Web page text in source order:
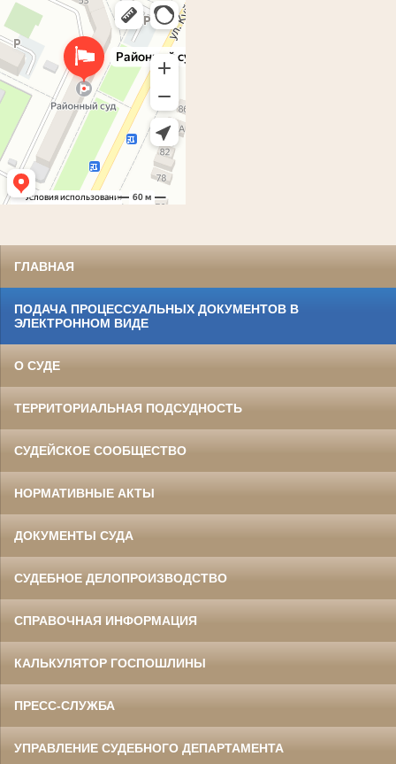
ГЛАВНАЯ
ПОДАЧА ПРОЦЕССУАЛЬНЫХ ДОКУМЕНТОВ В
ЭЛЕКТРОННОМ ВИДЕ
О СУДЕ
ТЕРРИТОРИАЛЬНАЯ ПОДСУДНОСТЬ
СУДЕЙСКОЕ СООБЩЕСТВО
НОРМАТИВНЫЕ АКТЫ
ДОКУМЕНТЫ СУДА
СУДЕБНОЕ ДЕЛОПРОИЗВОДСТВО
СПРАВОЧНАЯ ИНФОРМАЦИЯ
КАЛЬКУЛЯТОР ГОСПОШЛИНЫ
ПРЕСС-СЛУЖБА
УПРАВЛЕНИЕ СУДЕБНОГО ДЕПАРТАМЕНТА